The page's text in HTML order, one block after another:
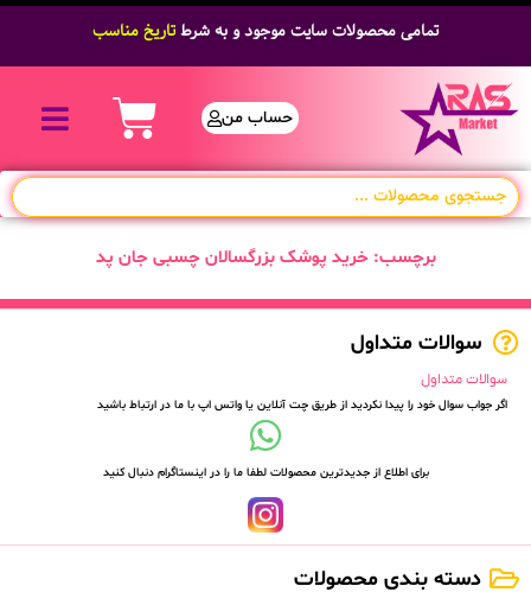
تمامی محصولات سایت موجود و به شرطتاریخ مناسب
حساب من
برچسب: خرید پوشک بزرگسالان چسبی جان پد
سوالات متداول
سوالات متداول
اگر جواب سوال خود را پیدا نکردید از طریق چت آنلاین یا واتس اپ با ما در ارتباط باشید
برای اطلاع از جدیدترین محصولات لطفا ما را در اینستاگرام دنبال کنید
دسته بندی محصولات